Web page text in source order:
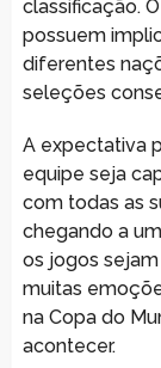
classificação.
possuem
diferentes
seleções
A expectativa
equipe seja
com todas as
chegando a
os jogos
muitas
na Copa do
acontecer.